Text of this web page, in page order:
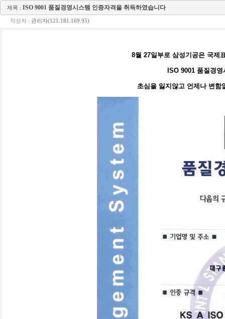
제목 : ISO 9001 품질경영시스템 인증자격을 취득하였습니다
작성자 : 관리자(121.181.169.95)
8월 27일부로 삼성기공은 국제
ISO 9001 품질경
초심을 잃지않고 언제나 변함